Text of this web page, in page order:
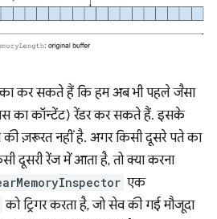
कर सकते हैं कि हम अब भी पहले जैसा
का कॉन्टेंट) रेंडर कर सकते हैं. इसके
की ज़रूरत नहीं है. अगर किसी दूसरे पते का
दूसरी रेंज में आता है, तो क्या करना
एक
को ट्रिगर करता है, जो सेव की गई मौजूदा